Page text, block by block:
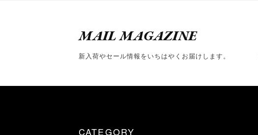
MAIL MAGAZINE
新入荷やセール情報をいちはやくお届けします。
CATEGORY